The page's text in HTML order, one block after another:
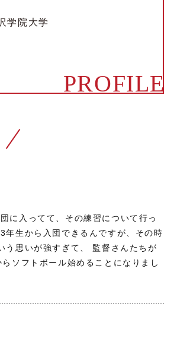
PROFILE
学院大学
に入ってて、その練習について行っ
年生から入団できるんですが、その時
う思いが強すぎて、 監督さんたちが
ソフトボール始めることになりまし